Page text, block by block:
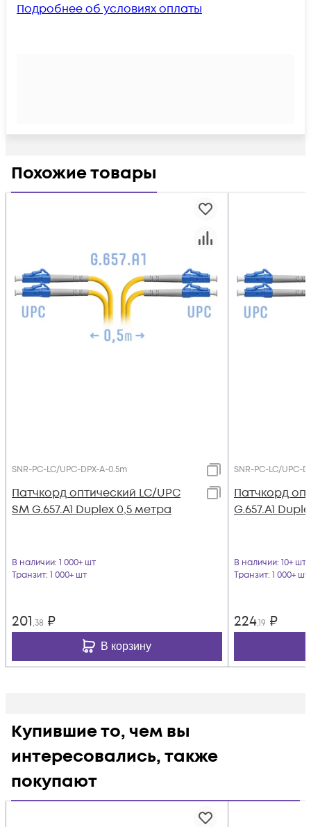
Подробнее об условиях оплаты
Похожие товары
SNR-PC-LC/UPC-DPX-A-0.5m
Патчкорд оптический LC/UPC
SM G.657.A1 Duplex 0,5 метра
В наличии: 1 000+ шт
Транзит: 1 000+ шт
201,38 ₽
В корзину
SNR-PC-LC/UPC-
Патчкорд
G.657.A1
В наличии: 10+ шт
Транзит: 1 000+ шт
224,19 ₽
Купившие то, чем вы
интересовались, также
покупают